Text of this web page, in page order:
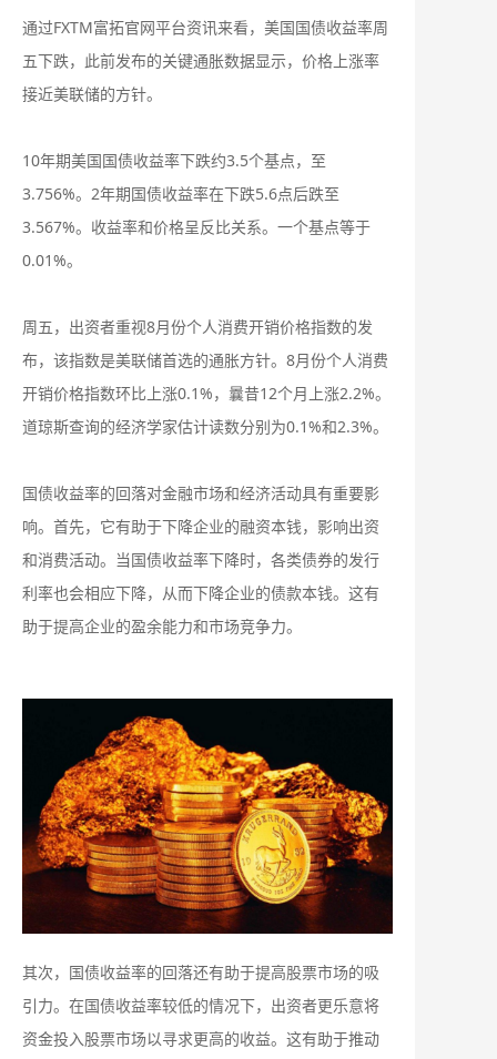
通过FXTM富拓官网平台资讯来看，美国国债收益率周
五下跌，此前发布的关键通胀数据显示，价格上涨率
接近美联储的方针。
10年期美国国债收益率下跌约3.5个基点，至
3.756%。2年期国债收益率在下跌5.6点后跌至
3.567%。收益率和价格呈反比关系。一个基点等于
0.01%。
周五，出资者重视8月份个人消费开销价格指数的发
布，该指数是美联储首选的通胀方针。8月份个人消费
开销价格指数环比上涨0.1%，曩昔12个月上涨2.2%。
道琼斯查询的经济学家估计读数分别为0.1%和2.3%。
国债收益率的回落对金融市场和经济活动具有重要影
响。首先，它有助于下降企业的融资本钱，影响出资
和消费活动。当国债收益率下降时，各类债券的发行
利率也会相应下降，从而下降企业的债款本钱。这有
助于提高企业的盈余能力和市场竞争力。
其次，国债收益率的回落还有助于提高股票市场的吸
引力。在国债收益率较低的情况下，出资者更乐意将
资金投入股票市场以寻求更高的收益。这有助于推动